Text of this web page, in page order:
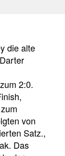
die alte
2:0.
von
Satz.,
Das